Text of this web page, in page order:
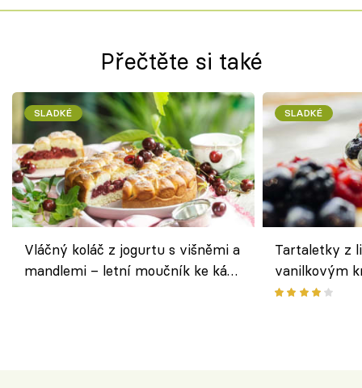
Přečtěte si také
SLADKÉ
Vláčný koláč z jogurtu s višněmi a
mandlemi – letní moučník ke kávě
SLADKÉ
Tartaletky z
vanilkovým
ovocem